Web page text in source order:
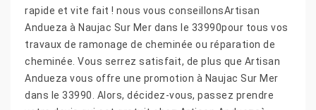
rapide et vite fait ! nous vous conseillonsArtisan
Andueza à Naujac Sur Mer dans le 33990pour tous vos
travaux de ramonage de cheminée ou réparation de
cheminée. Vous serrez satisfait, de plus que Artisan
Andueza vous offre une promotion à Naujac Sur Mer
dans le 33990. Alors, décidez-vous, passez prendre